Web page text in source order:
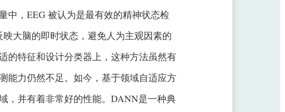
中，EEG 被认为是最有效的精神状态检
大脑的即时状态，避免人为主观因素的
的特征和设计分类器上，这种方法虽然有
能力仍然不足。如今，基于领域自适应方
，并有着非常好的性能。DANN是一种典